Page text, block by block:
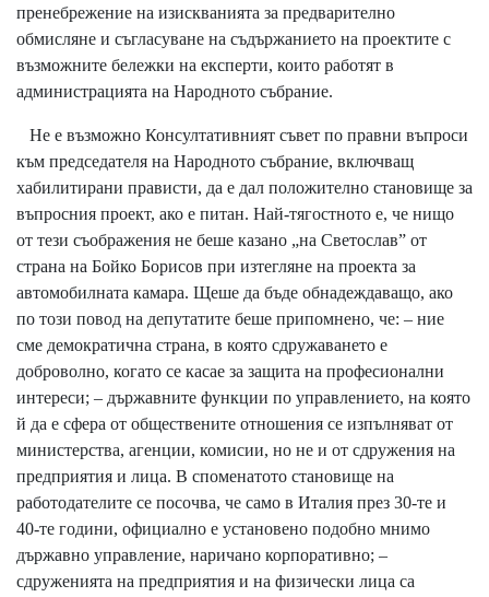
пренебрежение на изискванията за предварително
обмисляне и съгласуване на съдържанието на проектите с
възможните бележки на експерти, които работят в
администрацията на Народното събрание.
Не е възможно Консултативният съвет по правни въпроси
към председателя на Народното събрание, включващ
хабилитирани прависти, да е дал положително становище за
въпросния проект, ако е питан. Най-тягостното е, че нищо
от тези съображения не беше казано „на Светослав” от
страна на Бойко Борисов при изтегляне на проекта за
автомобилната камара. Щеше да бъде обнадеждаващо, ако
по този повод на депутатите беше припомнено, че: – ние
сме демократична страна, в която сдружаването е
доброволно, когато се касае за защита на професионални
интереси; – държавните функции по управлението, на която
й да е сфера от обществените отношения се изпълняват от
министерства, агенции, комисии, но не и от сдружения на
предприятия и лица. В споменатото становище на
работодателите се посочва, че само в Италия през 30-те и
40-те години, официално е установено подобно мнимо
държавно управление, наричано корпоративно; –
сдруженията на предприятия и на физически лица са